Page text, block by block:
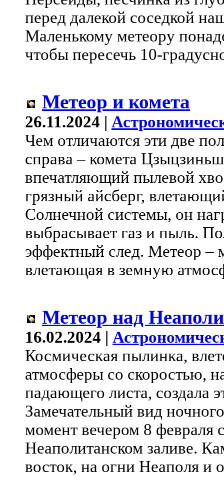
перед далекой соседкой
Маленькому метеору
чтобы пересечь 10-
Метеор и комета
26.11.2024 |
Чем отличаются эти две
справа – комета
впечатляющий пылевой
грязный айсберг,
Солнечной системы, он
выбрасывает газ и пыль.
эффектный след. Метеор –
влетающая в земную
Метеор над
16.02.2024 |
Космическая пылинка,
атмосферы со скоростью,
падающего листа, создала
Замечательный вид
момент вечером 8 февраля
Неаполитанском заливе.
восток, на огни Неаполя и